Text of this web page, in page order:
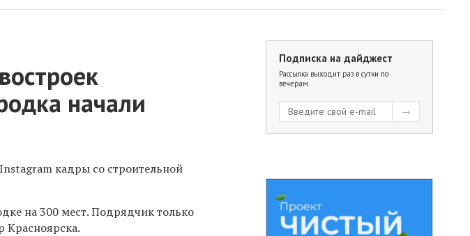
начали
кадры со строительной
на 300 мест. Подрядчик только
Красноярска.
Подписка на дайджест
Рассылка выходит раз в сутки по
вечерам.